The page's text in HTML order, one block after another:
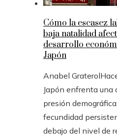
Cómo la escasez
baja natalidad
desarrollo
Japón
Anabel Graterol
Japón enfrenta una
presión
fecundidad
debajo del nivel de